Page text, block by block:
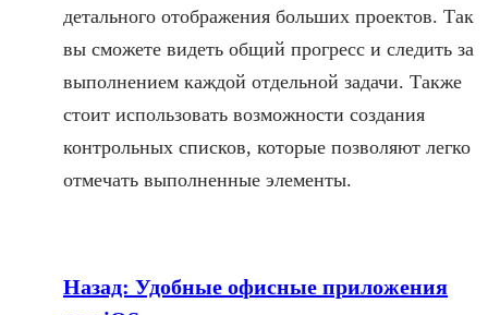
детального отображения больших проектов. Так
вы сможете видеть общий прогресс и следить за
выполнением каждой отдельной задачи. Также
стоит использовать возможности создания
контрольных списков, которые позволяют легко
отмечать выполненные элементы.
Назад: Удобные офисные приложения